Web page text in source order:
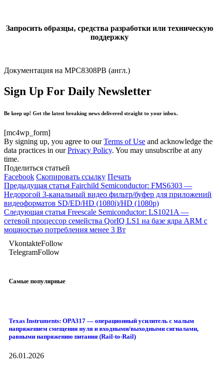
Запросить образцы, средства разработки или техническую
поддержку
Документация на MPC8308PB (англ.)
Sign Up For Daily Newsletter
Be keep up! Get the latest breaking news delivered straight to your inbox.
[mc4wp_form]
By signing up, you agree to ourTerms of Use and acknowledge the
data practices in ourPrivacy Policy. You may unsubscribe at any
time.
Поделиться статьей
Facebook Скопировать ссылку Печать
Предыдущая статья Fairchild Semiconductor: FMS6303 —
Недорогой 3-канальный видео фильтр/буфер для приложений
видеоформатов SD/ED/HD (1080i)/HD (1080p)
Следующая статья Freescale Semiconductor: LS1021A —
сетевой процессор семейства QorIQ LS1 на базе ядра ARM с
мощностью потребления менее 3 Вт
VkontakteFollow
TelegramFollow
Самые популярные
Texas Instruments: OPA317 — операционный усилитель с малым
напряжением смещения нуля и входными/выходными сигналами,
равными напряжению питания (Rail-to-Rail)
26.01.2026